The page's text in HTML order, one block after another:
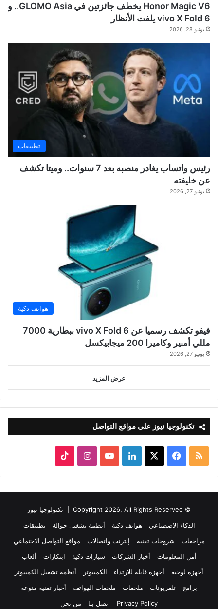
Honor Magic V6 يخطف جائزتين في GLOMO Asia.. و
vivo X Fold 6 يلفت الأنظار
يونيو 28, 2026
تطبيقات
رئيس واتساب يغادر منصبه بعد 7 سنوات.. وميتا تكشف
عن خليفته
يونيو 27, 2026
هواتف ذكية
فيفو تكشف رسميا عن vivo X Fold 6 ببطارية 7000
مللي أمبير وكاميرا 200 ميجابيكسل
يونيو 27, 2026
عرض المزيد
تكنولوجيا نيوز على مواقع التواصل
ملخص
الموقع
RSS
فيسبوك لينكدإن‫YouTubeانستقرام
© Copyright 2026, All Rights Reserved |
تكنولوجيا نيوز
الذكاء الاصطناعي
هواتف ذكية أنظمة تشغيل جوالة
تطبيقات
مراجعات
شروحات تقنية إنترنت واتصالات
مواقع التواصل الاجتماعي
أمن المعلومات
أخبار الشركات سيارات ذكية ابتكارات
ألعاب
أجهزة لوحية
أجهزة قابلة للارتداء الكمبيوتر
أنظمة تشغيل الكمبيوتر
برامج
تلفزيونات ملحقات ملحقات الهواتف
أخبار تقنية منوعة
Privacy Policy
اتصل بنا من نحن